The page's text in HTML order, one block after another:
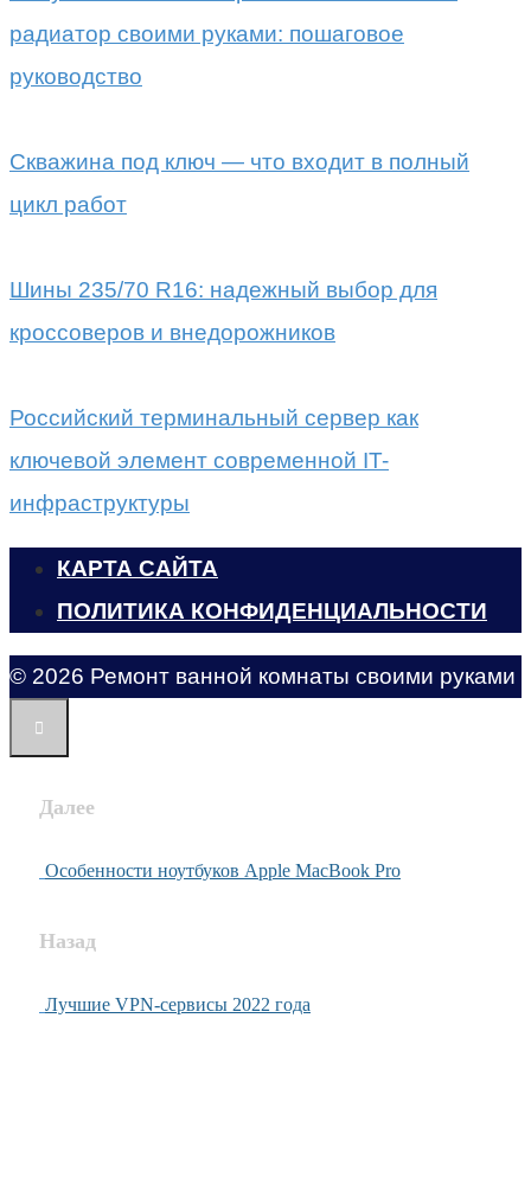
радиатор своими руками: пошаговое
руководство
Скважина под ключ — что входит в полный
цикл работ
Шины 235/70 R16: надежный выбор для
кроссоверов и внедорожников
Российский терминальный сервер как
ключевой элемент современной IT-
инфраструктуры
КАРТА САЙТА
ПОЛИТИКА КОНФИДЕНЦИАЛЬНОСТИ
© 2026 Ремонт ванной комнаты своими руками
Далее
Особенности ноутбуков Apple MacBook Pro
Назад
Лучшие VPN-сервисы 2022 года